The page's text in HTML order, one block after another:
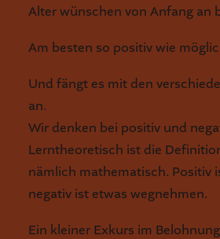
Alter wünschen von Anfang an
Am besten so positiv wie
Und fängt es mit den
an.
Wir denken bei positiv und
Lerntheoretisch ist die
nämlich mathematisch. Positiv
negativ ist etwas wegnehmen.
Ein kleiner Exkurs im